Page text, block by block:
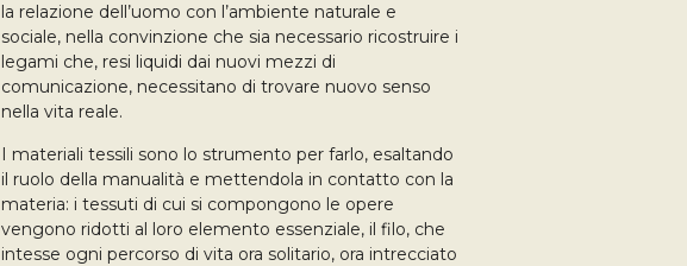
la relazione dell’uomo con l’ambiente naturale e
sociale, nella convinzione che sia necessario ricostruire i
legami che, resi liquidi dai nuovi mezzi di
comunicazione, necessitano di trovare nuovo senso
nella vita reale.
I materiali tessili sono lo strumento per farlo, esaltando
il ruolo della manualità e mettendola in contatto con la
materia: i tessuti di cui si compongono le opere
vengono ridotti al loro elemento essenziale, il filo, che
intesse ogni percorso di vita ora solitario, ora intrecciato